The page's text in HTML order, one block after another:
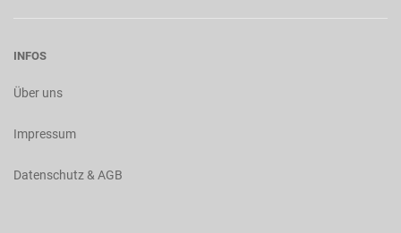
INFOS
Über uns
Impressum
Datenschutz & AGB